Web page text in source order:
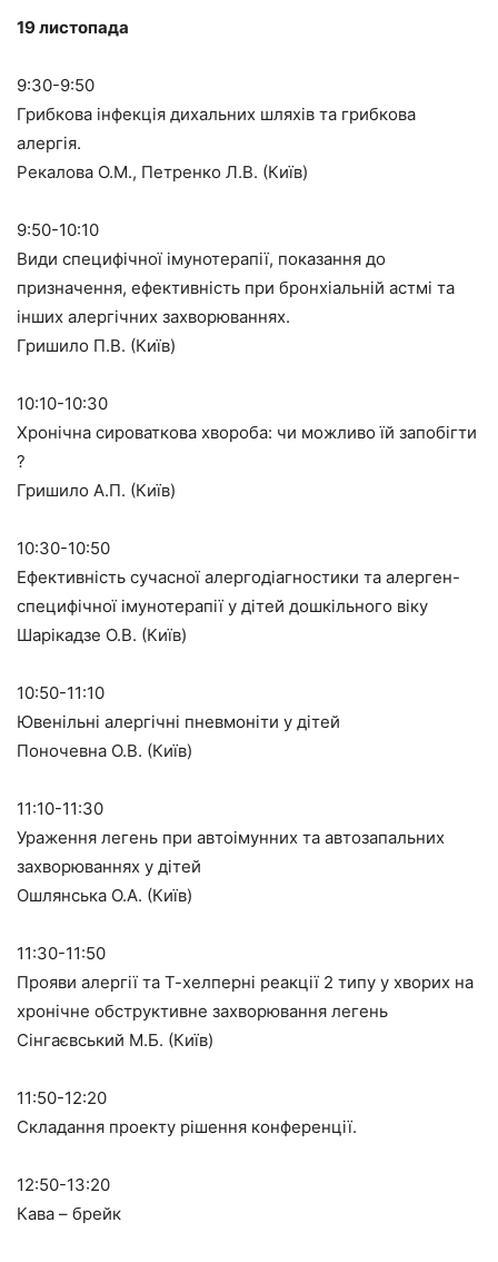
19 листопада
9:30-9:50
Грибкова інфекція дихальних шляхів та грибкова
алергія.
Рекалова О.М., Петренко Л.В. (Київ)
9:50-10:10
Види специфічної імунотерапії, показання до
призначення, ефективність при бронхіальній астмі та
інших алергічних захворюваннях.
Гришило П.В. (Київ)
10:10-10:30
Хронічна сироваткова хвороба: чи можливо їй запобігти
?
Гришило А.П. (Київ)
10:30-10:50
Ефективність сучасної алергодіагностики та алерген-
специфічної імунотерапії у дітей дошкільного віку
Шарікадзе О.В. (Київ)
10:50-11:10
Ювенільні алергічні пневмоніти у дітей
Поночевна О.В. (Київ)
11:10-11:30
Ураження легень при автоімунних та автозапальних
захворюваннях у дітей
Ошлянська О.А. (Київ)
11:30-11:50
Прояви алергії та Т-хелперні реакції 2 типу у хворих на
хронічне обструктивне захворювання легень
Сінгаєвський М.Б. (Київ)
11:50-12:20
Складання проекту рішення конференції.
12:50-13:20
Кава – брейк